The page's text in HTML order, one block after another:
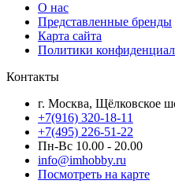
О нас
Представленные бренды
Карта сайта
Политики
Контакты
г. Москва, Щёлковское
+7(916) 320-18-11
+7(495) 226-51-22
Пн-Вс 10.00 - 20.00
info@imhobby.ru
Посмотреть на карте